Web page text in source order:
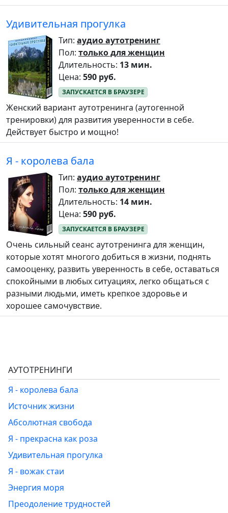
Удивительная прогулка
Тип: аудио аутотренинг
Пол: только для женщин
Длительность: 13 мин.
Цена: 590 руб.
Женский вариант аутотренинга (аутогенной
тренировки) для развития уверенности в себе.
Действует быстро и мощно!
Я - королева бала
Тип: аудио аутотренинг
Пол: только для женщин
Длительность: 14 мин.
Цена: 590 руб.
Очень сильный сеанс аутотренинга для женщин,
которые хотят многого добиться в жизни, поднять
самооценку, развить уверенность в себе, оставаться
спокойными в любых ситуациях, легко общаться с
разными людьми, иметь крепкое здоровье и
хорошее самочувствие.
АУТОТРЕНИНГИ
Я - королева бала
Источник жизни
Абсолютная свобода
Я - прекрасна как роза
Удивительная прогулка
Я - вожак стаи
Энергия моря
Преодоление трудностей